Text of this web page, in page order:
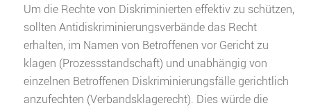
Um die Rechte von Diskriminierten effektiv zu schützen,
sollten Antidiskriminierungsverbände das Recht
erhalten, im Namen von Betroffenen vor Gericht zu
klagen (Prozessstandschaft) und unabhängig von
einzelnen Betroffenen Diskriminierungsfälle gerichtlich
anzufechten (Verbandsklagerecht). Dies würde die